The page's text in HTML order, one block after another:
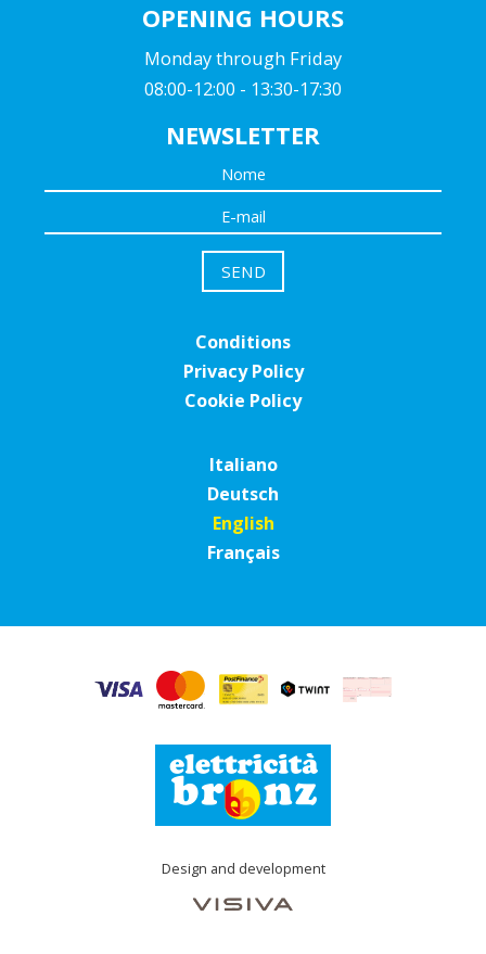
OPENING HOURS
Monday through Friday
08:00-12:00 - 13:30-17:30
NEWSLETTER
Conditions
Privacy Policy
Cookie Policy
Italiano
Deutsch
English
Français
Design and development